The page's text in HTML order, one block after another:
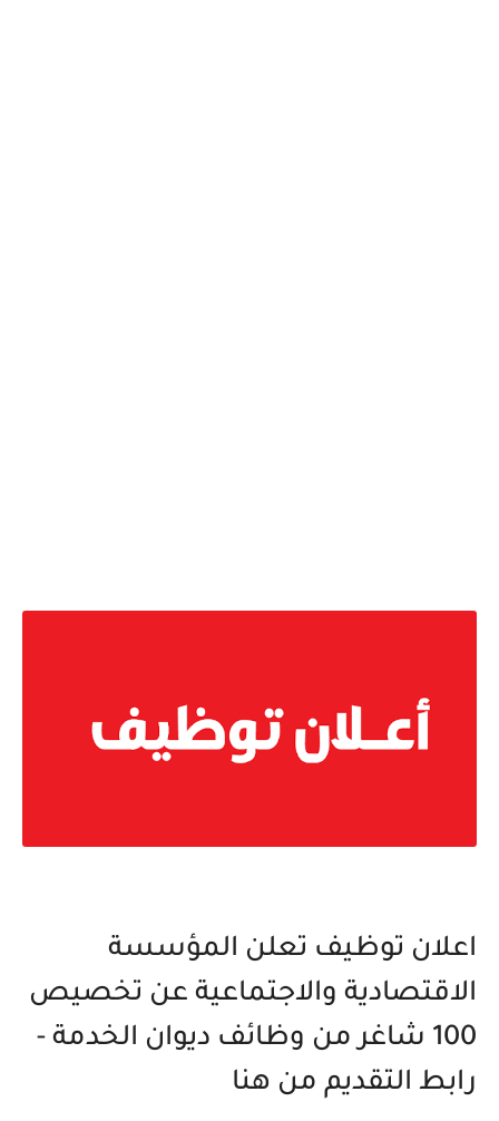
اعلان توظيف تعلن المؤسسة
الاقتصادية والاجتماعية عن تخصيص
100 شاغر من وظائف ديوان الخدمة -
رابط التقديم من هنا